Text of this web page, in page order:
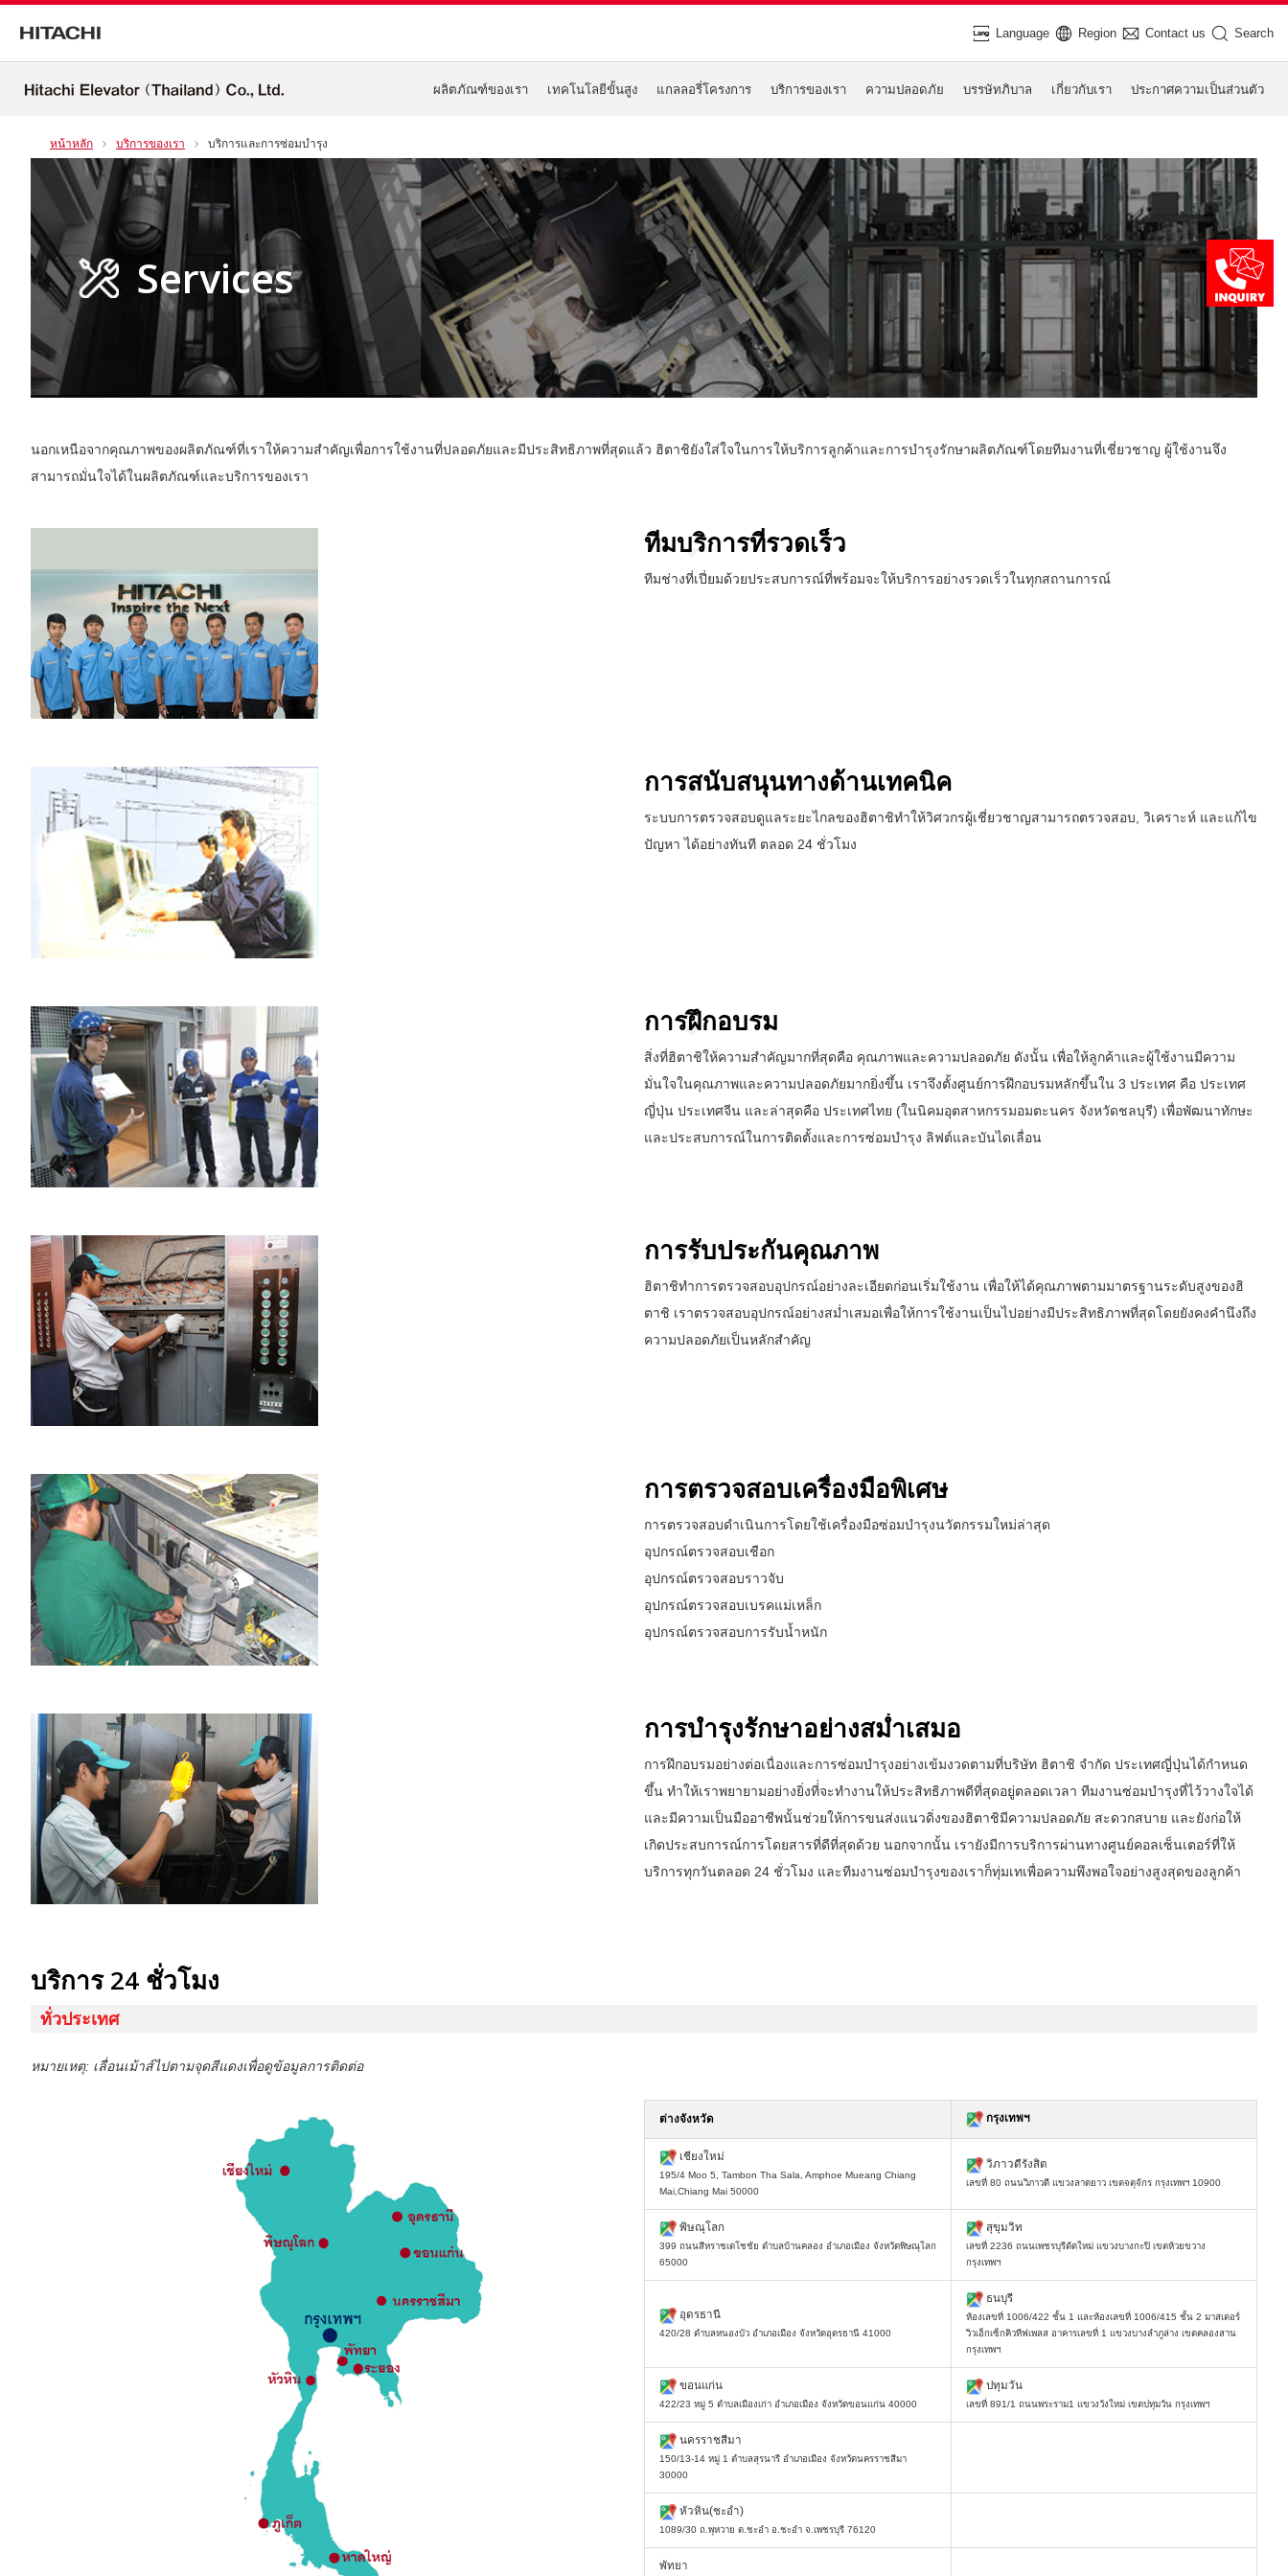
Language Region Contact us Search
ผลิตภัณฑ์ของเรา เทคโนโลยีขั้นสูง แกลลอรี่โครงการ บริการของเรา ความปลอดภัย บรรษัทภิบาล เกี่ยวกับเรา ประกาศความเป็นส่วนตัว
หน้าหลัก บริการของเรา บริการและการซ่อมบำรุง
Services
นอกเหนือจากคุณภาพของผลิตภัณฑ์ที่เราให้ความสำคัญเพื่อการใช้งานที่ปลอดภัยและมีประสิทธิภาพที่สุดแล้ว ฮิตาชิยังใส่ใจในการให้บริการลูกค้าและการบำรุงรักษาผลิตภัณฑ์โดยทีมงานที่เชี่ยวชาญ ผู้ใช้งานจึง
สามารถมั่นใจได้ในผลิตภัณฑ์และบริการของเรา
ทีมบริการที่รวดเร็ว
ทีมช่างที่เปี่ยมด้วยประสบการณ์ที่พร้อมจะให้บริการอย่างรวดเร็วในทุกสถานการณ์
การสนับสนุนทางด้านเทคนิค
ระบบการตรวจสอบดูแลระยะไกลของฮิตาชิทำให้วิศวกรผู้เชี่ยวชาญสามารถตรวจสอบ, วิเคราะห์ และแก้ไข
ปัญหา ได้อย่างทันที ตลอด 24 ชั่วโมง
การฝึกอบรม
สิ่งที่ฮิตาชิให้ความสำคัญมากที่สุดคือ คุณภาพและความปลอดภัย ดังนั้น เพื่อให้ลูกค้าและผู้ใช้งานมีความ
มั่นใจในคุณภาพและความปลอดภัยมากยิ่งขึ้น เราจึงตั้งศูนย์การฝึกอบรมหลักขึ้นใน 3 ประเทศ คือ ประเทศ
ญี่ปุ่น ประเทศจีน และล่าสุดคือ ประเทศไทย (ในนิคมอุตสาหกรรมอมตะนคร จังหวัดชลบุรี) เพื่อพัฒนาทักษะ
และประสบการณ์ในการติดตั้งและการซ่อมบำรุง ลิฟต์และบันไดเลื่อน
การรับประกันคุณภาพ
ฮิตาชิทำการตรวจสอบอุปกรณ์อย่างละเอียดก่อนเริ่มใช้งาน เพื่อให้ได้คุณภาพตามมาตรฐานระดับสูงของฮิ
ตาชิ เราตรวจสอบอุปกรณ์อย่างสม่ำเสมอเพื่อให้การใช้งานเป็นไปอย่างมีประสิทธิภาพที่สุดโดยยังคงคำนึงถึง
ความปลอดภัยเป็นหลักสำคัญ
การตรวจสอบเครื่องมือพิเศษ
การตรวจสอบดำเนินการโดยใช้เครื่องมือซ่อมบำรุงนวัตกรรมใหม่ล่าสุด
อุปกรณ์ตรวจสอบเชือก
อุปกรณ์ตรวจสอบราวจับ
อุปกรณ์ตรวจสอบเบรคแม่เหล็ก
อุปกรณ์ตรวจสอบการรับน้ำหนัก
การบำรุงรักษาอย่างสม่ำเสมอ
การฝึกอบรมอย่างต่อเนื่องและการซ่อมบำรุงอย่างเข้มงวดตามที่บริษัท ฮิตาชิ จำกัด ประเทศญี่ปุ่นได้กำหนด
ขึ้น ทำให้เราพยายามอย่างยิ่งที่่จะทำงานให้ประสิทธิภาพดีที่สุดอยู่ตลอดเวลา ทีมงานซ่อมบำรุงที่ไว้วางใจได้
และมีความเป็นมืออาชีพนั้นช่วยให้การขนส่งแนวดิ่งของฮิตาชิมีความปลอดภัย สะดวกสบาย และยังก่อให้
เกิดประสบการณ์การโดยสารที่ดีที่สุดด้วย นอกจากนั้น เรายังมีการบริการผ่านทางศูนย์คอลเซ็นเตอร์ที่ให้
บริการทุกวันตลอด 24 ชั่วโมง และทีมงานซ่อมบำรุงของเราก็ทุ่มเทเพื่อความพึงพอใจอย่างสูงสุดของลูกค้า
บริการ 24 ชั่วโมง
ทั่วประเทศ
หมายเหตุ: เลื่อนเม้าส์ไปตามจุดสีแดงเพื่อดูข้อมูลการติดต่อ
ต่างจังหวัด กรุงเทพฯ
เชียงใหม่
195/4 Moo 5, Tambon Tha Sala, Amphoe Mueang Chiang
Mai,Chiang Mai 50000
วิภาวดีรังสิต
เลขที่ 80 ถนนวิภาวดี แขวงลาดยาว เขตจตุจักร กรุงเทพฯ 10900
พิษณุโลก
399 ถนนสีหราชเดโชชัย ตำบลบ้านคลอง อำเภอเมือง จังหวัดพิษณุโลก
65000
สุขุมวิท
เลขที่ 2236 ถนนเพชรบุรีตัดใหม่ แขวงบางกะปิ เขตห้วยขวาง
กรุงเทพฯ
อุดรธานี
420/28 ตำบลหนองบัว อำเภอเมือง จังหวัดอุดรธานี 41000
ธนบุรี
ห้องเลขที่ 1006/422 ชั้น 1 และห้องเลขที่ 1006/415 ชั้น 2 มาสเตอร์
วิวเอ็กเซ็กคิวทีฟเพลส อาคารเลขที่ 1 แขวงบางลำภูล่าง เขตคลองสาน
กรุงเทพฯ
ขอนแก่น
422/23 หมู่ 5 ตำบลเมืองเก่า อำเภอเมือง จังหวัดขอนแก่น 40000
ปทุมวัน
เลขที่ 891/1 ถนนพระราม1 แขวงวังใหม่ เขตปทุมวัน กรุงเทพฯ
นครราชสีมา
150/13-14 หมู่ 1 ตำบลสุรนารี อำเภอเมือง จังหวัดนครราชสีมา
30000
หัวหิน(ชะอำ)
1089/30 ถ.พุหวาย ต.ชะอำ อ.ชะอำ จ.เพชรบุรี 76120
พัทยา